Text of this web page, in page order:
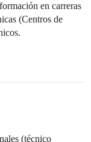
en carreras
(Centros de
(técnico